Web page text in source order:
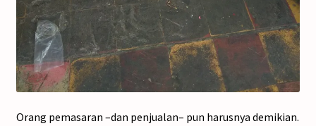
Orang pemasaran –dan penjualan– pun harusnya demikian.